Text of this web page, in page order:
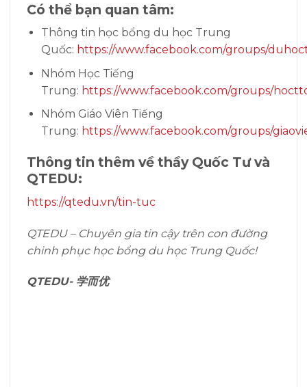
Có thể bạn quan tâm:
Thông tin học bổng du học Trung
Quốc: https://www.facebook.com/groups/
Nhóm Học Tiếng
Trung: https://www.facebook.com/groups/
Nhóm Giáo Viên Tiếng
Trung: https://www.facebook.com/groups/
Thông tin thêm về thầy Quốc Tư và
QTEDU:
https://qtedu.vn/tin-tuc
QTEDU – Chuyên gia tin cậy trên con đường
chinh phục học bổng du học Trung Quốc!
QTEDU- 学而优